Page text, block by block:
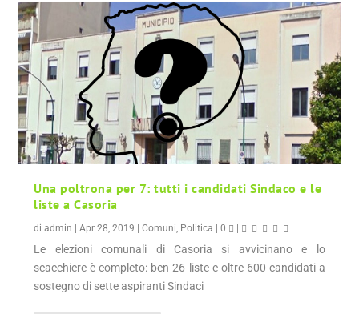
Una poltrona per 7: tutti i candidati Sindaco e le
liste a Casoria
diadmin |Apr 28, 2019 |Comuni, Politica |0
Le elezioni comunali di Casoria si avvicinano e lo
scacchiere è completo: ben 26 liste e oltre 600 candidati a
sostegno di sette aspiranti Sindaci